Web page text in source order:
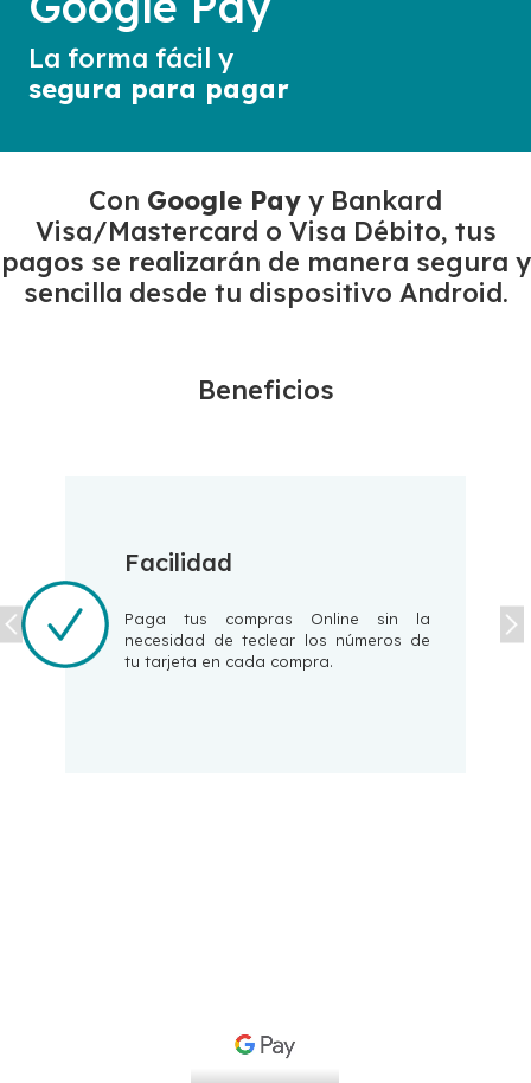
La forma fácil y
segura para pagar
Con Google Pay y Bankard
Visa/Mastercard o Visa Débito, tus
pagos se realizarán de manera segura y
sencilla desde tu dispositivo Android.
Beneficios
Facilidad
Paga tus compras Online sin la
necesidad de teclear los números de
tu tarjeta en cada compra.